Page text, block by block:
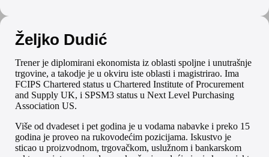
Željko Dudić
Trener je diplomirani ekonomista iz oblasti spoljne i unutrašnje
trgovine, a takodje je u okviru iste oblasti i magistrirao. Ima
FCIPS Chartered status u Chartered Institute of Procurement
and Supply UK, i SPSM3 status u Next Level Purchasing
Association US.
Više od dvadeset i pet godina je u vodama nabavke i preko 15
godina je proveo na rukovodećim pozicijama. Iskustvo je
sticao u proizvodnom, trgovačkom, uslužnom i bankarskom